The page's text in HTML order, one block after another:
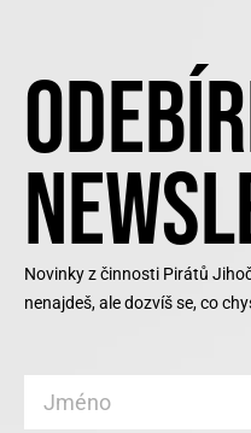
Novinky z činnosti Pirátů
nenajdeš, ale dozvíš se, co